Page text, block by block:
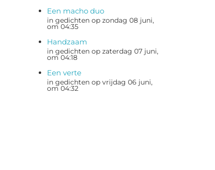
Een macho duo
in gedichten op zondag 08 juni,
om 04:35
Handzaam
in gedichten op zaterdag 07 juni,
om 04:18
Een verte
in gedichten op vrijdag 06 juni,
om 04:32